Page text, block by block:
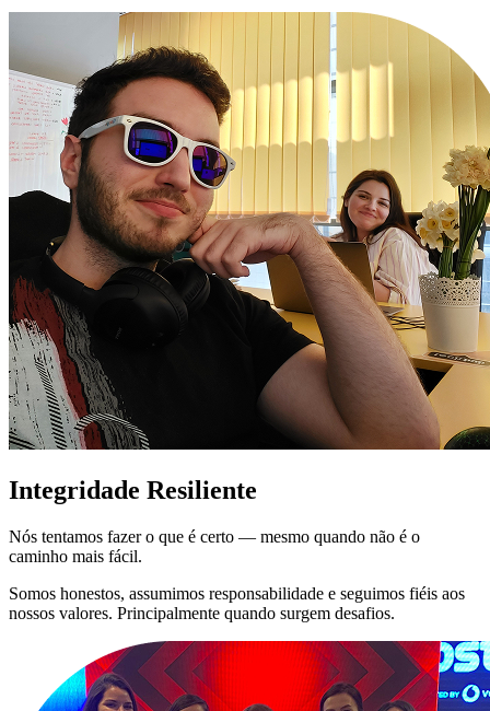
Integridade Resiliente
Nós tentamos fazer o que é certo — mesmo quando não é o
caminho mais fácil.
Somos honestos, assumimos responsabilidade e seguimos fiéis aos
nossos valores. Principalmente quando surgem desafios.